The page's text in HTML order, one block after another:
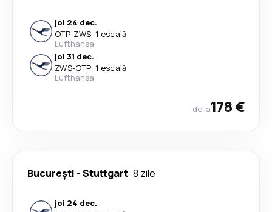
joi 24 dec.
OTP-ZWS· 1 escală
Lufthansa
joi 31 dec.
ZWS-OTP· 1 escală
Lufthansa
de la178 €
București -Stuttgart 8 zile
joi 24 dec.